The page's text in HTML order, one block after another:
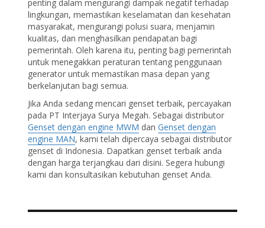
penting dalam mengurangi dampak negatif terhadap
lingkungan, memastikan keselamatan dan kesehatan
masyarakat, mengurangi polusi suara, menjamin
kualitas, dan menghasilkan pendapatan bagi
pemerintah. Oleh karena itu, penting bagi pemerintah
untuk menegakkan peraturan tentang penggunaan
generator untuk memastikan masa depan yang
berkelanjutan bagi semua.
Jika Anda sedang mencari genset terbaik, percayakan
pada PT Interjaya Surya Megah. Sebagai distributor
Genset dengan engine MWM danGenset dengan
engine MAN, kami telah dipercaya sebagai distributor
genset di Indonesia. Dapatkan genset terbaik anda
dengan harga terjangkau dari disini. Segera hubungi
kami dan konsultasikan kebutuhan genset Anda.